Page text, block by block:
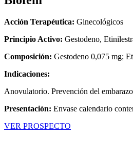
Acción Terapéutica: Ginecológicos
Principio Activo: Gestodeno,
Composición: Gestodeno 0,075 mg;
Indicaciones:
Anovulatorio. Prevención del
Presentación: Envase calendario
VER PROSPECTO